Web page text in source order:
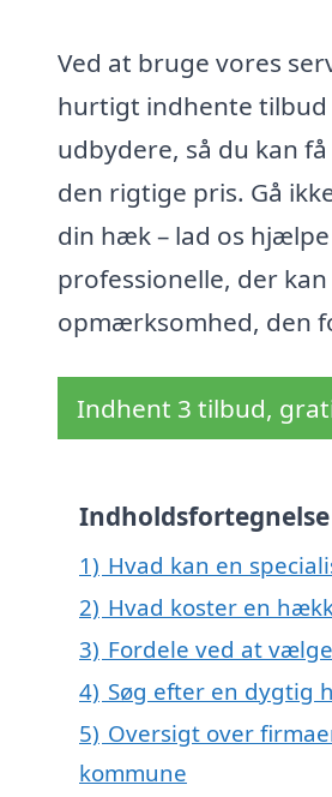
Ved at bruge vores
hurtigt indhente
udbydere, så du kan
den rigtige pris. Gå
din hæk – lad os
professionelle, der
opmærksomhed, den
Indhent 3 tilbud,
Indholdsfortegnelse
1) Hvad kan en
2) Hvad koster en
3) Fordele ved at
4) Søg efter en dygtig
5) Oversigt over
kommune